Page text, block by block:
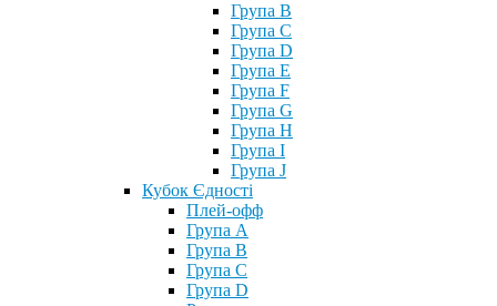
Група B
Група C
Група D
Група E
Група F
Група G
Група H
Група I
Група J
Кубок Єдності
Плей-офф
Група А
Група В
Група С
Група D